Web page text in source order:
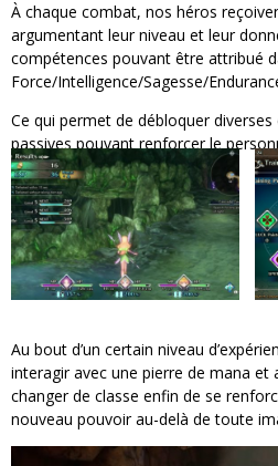
À chaque combat, nos héros
argumentant leur niveau et leur
compétences pouvant être attribué
Force/Intelligence/Sagesse/
Ce qui permet de débloquer
passives pouvant renforcer le
Au bout d’un certain niveau
interagir avec une pierre de mana et
changer de classe enfin de se
nouveau pouvoir au-delà de toute